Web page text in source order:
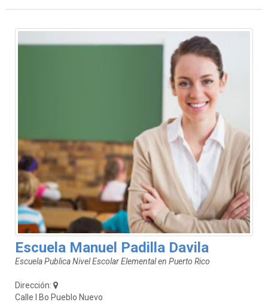
Escuela Manuel Padilla Davila
Escuela Publica Nivel Escolar Elemental en Puerto Rico
Dirección:
Calle I Bo Pueblo Nuevo